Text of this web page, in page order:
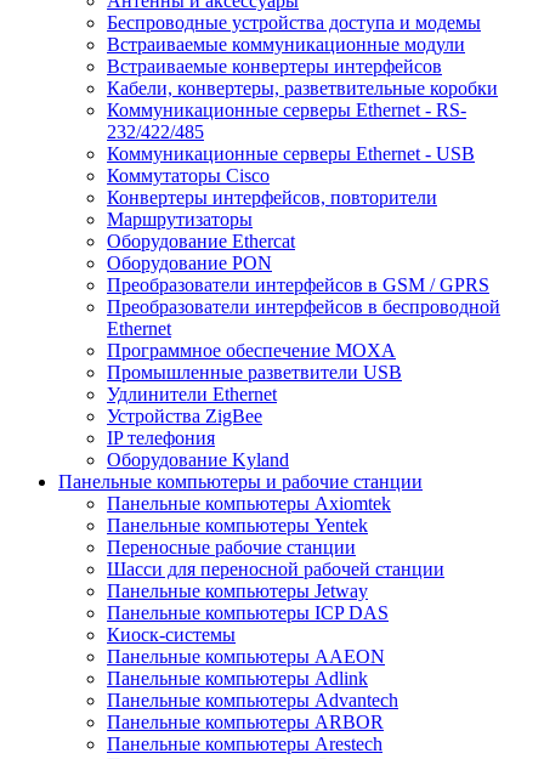
Беспроводные устройства доступа и модемы
Встраиваемые коммуникационные модули
Встраиваемые конвертеры интерфейсов
Кабели, конвертеры, разветвительные коробки
Коммуникационные серверы Ethernet - RS-
232/422/485
Коммуникационные серверы Ethernet - USB
Коммутаторы Cisco
Конвертеры интерфейсов, повторители
Маршрутизаторы
Оборудование Ethercat
Оборудование PON
Преобразователи интерфейсов в GSM / GPRS
Преобразователи интерфейсов в беспроводной
Ethernet
Программное обеспечение MOXA
Промышленные разветвители USB
Удлинители Ethernet
Устройства ZigBee
IP телефония
Оборудование Kyland
Панельные компьютеры и рабочие станции
Панельные компьютеры Axiomtek
Панельные компьютеры Yentek
Переносные рабочие станции
Шасси для переносной рабочей станции
Панельные компьютеры Jetway
Панельные компьютеры ICP DAS
Киоск-системы
Панельные компьютеры AAEON
Панельные компьютеры Adlink
Панельные компьютеры Advantech
Панельные компьютеры ARBOR
Панельные компьютеры Arestech